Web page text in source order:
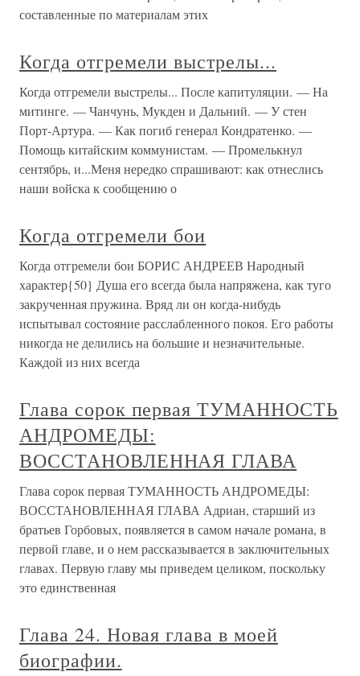
составленные по материалам этих
Когда отгремели выстрелы...
Когда отгремели выстрелы... После капитуляции. — На
митинге. — Чанчунь, Мукден и Дальний. — У стен
Порт-Артура. — Как погиб генерал Кондратенко. —
Помощь китайским коммунистам. — Промелькнул
сентябрь, и...Меня нередко спрашивают: как отнеслись
наши войска к сообщению о
Когда отгремели бои
Когда отгремели бои БОРИС АНДРЕЕВ Народный
характер{50} Душа его всегда была напряжена, как туго
закрученная пружина. Вряд ли он когда-нибудь
испытывал состояние расслабленного покоя. Его работы
никогда не делились на большие и незначительные.
Каждой из них всегда
Глава сорок первая ТУМАННОСТЬ
АНДРОМЕДЫ:
ВОССТАНОВЛЕННАЯ ГЛАВА
Глава сорок первая ТУМАННОСТЬ АНДРОМЕДЫ:
ВОССТАНОВЛЕННАЯ ГЛАВА Адриан, старший из
братьев Горбовых, появляется в самом начале романа, в
первой главе, и о нем рассказывается в заключительных
главах. Первую главу мы приведем целиком, поскольку
это единственная
Глава 24. Новая глава в моей
биографии.